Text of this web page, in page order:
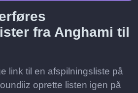
fra Anghami til
link til en afspilningsliste på
oprette listen igen på